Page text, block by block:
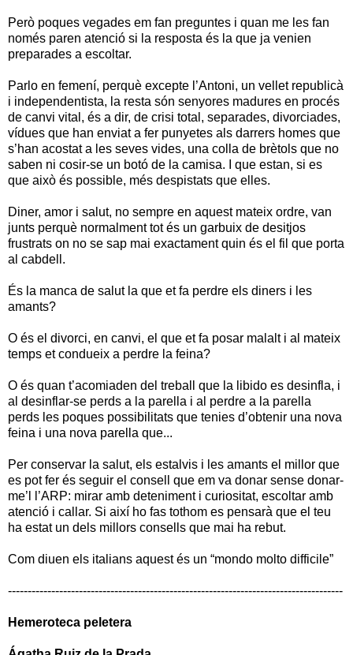
Però poques vegades em fan preguntes i quan me les fan
només paren atenció si la resposta és la que ja venien
preparades a escoltar.
Parlo en femení, perquè excepte l’Antoni, un vellet republicà
i independentista, la resta són senyores madures en procés
de canvi vital, és a dir, de crisi total, separades, divorciades,
vídues que han enviat a fer punyetes als darrers homes que
s’han acostat a les seves vides, una colla de brètols que no
saben ni cosir-se un botó de la camisa. I que estan, si es
que això és possible, més despistats que elles.
Diner, amor i salut, no sempre en aquest mateix ordre, van
junts perquè normalment tot és un garbuix de desitjos
frustrats on no se sap mai exactament quin és el fil que porta
al cabdell.
És la manca de salut la que et fa perdre els diners i les
amants?
O és el divorci, en canvi, el que et fa posar malalt i al mateix
temps et condueix a perdre la feina?
O és quan t’acomiaden del treball que la libido es desinfla, i
al desinflar-se perds a la parella i al perdre a la parella
perds les poques possibilitats que tenies d’obtenir una nova
feina i una nova parella que...
Per conservar la salut, els estalvis i les amants el millor que
es pot fer és seguir el consell que em va donar sense donar-
me’l l’ARP: mirar amb deteniment i curiositat, escoltar amb
atenció i callar. Si així ho fas tothom es pensarà que el teu
ha estat un dels millors consells que mai ha rebut.
Com diuen els italians aquest és un “mondo molto difficile”
-------------------------------------------------------------------------------------
Hemeroteca peletera